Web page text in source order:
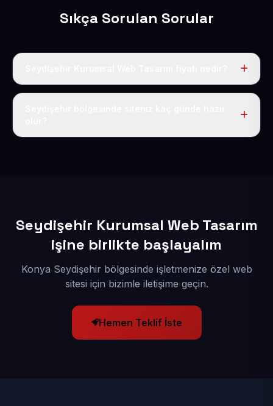
Sıkça Sorulan Sorular
Tek fiyat uygulanır: yıllık 50 USD + KDV. Bu bedele alan
Seydişehir Kurumsal Web Tasarım
işine birlikte başlayalım
Konya Seydişehir bölgesinde işletmenize özel web
sitesi için bizimle iletişime geçin.
Hemen Teklif İste